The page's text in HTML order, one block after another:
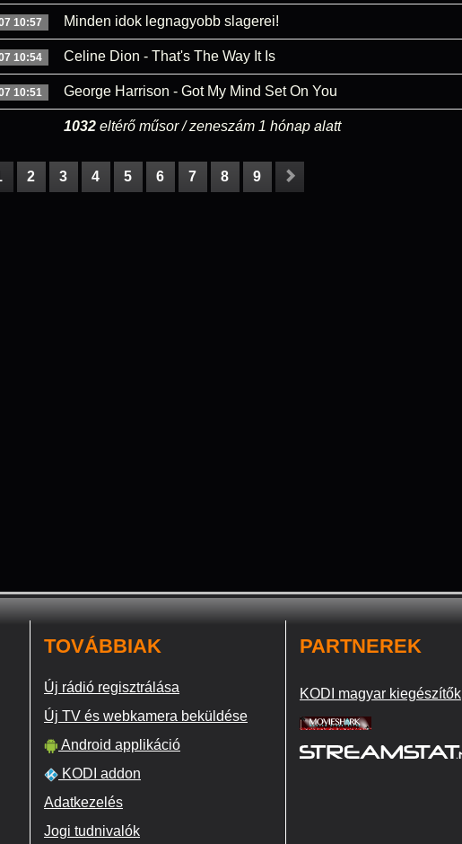
10:57 Minden idok legnagyobb slagerei!
10:54 Celine Dion - That's The Way It Is
10:51 George Harrison - Got My Mind Set On You
1032eltérő műsor / zeneszám 1 hónap alatt
2 3 4 5 6 7 8 9
TOVÁBBIAK
Új rádió regisztrálása
Új TV és webkamera beküldése
Android applikáció
KODI addon
Adatkezelés
Jogi tudnivalók
PARTNEREK
KODI magyar kiegészítők